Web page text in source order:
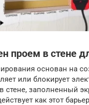
проем в стене
основан на
или блокирует
стене, заполненный
как этот